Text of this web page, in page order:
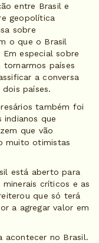
entre Brasil e
geopolítica
sobre
o que o Brasil
especial sobre
países
a conversa
países.
também foi
indianos que
que vão
muito otimistas
está aberto para
críticos e as
que só terá
a agregar valor em
acontecer no Brasil.